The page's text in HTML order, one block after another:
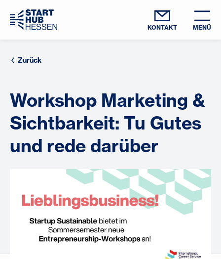
KONTAKT MENÜ
Zurück
Workshop Marketing &
Sichtbarkeit: Tu Gutes
und rede darüber